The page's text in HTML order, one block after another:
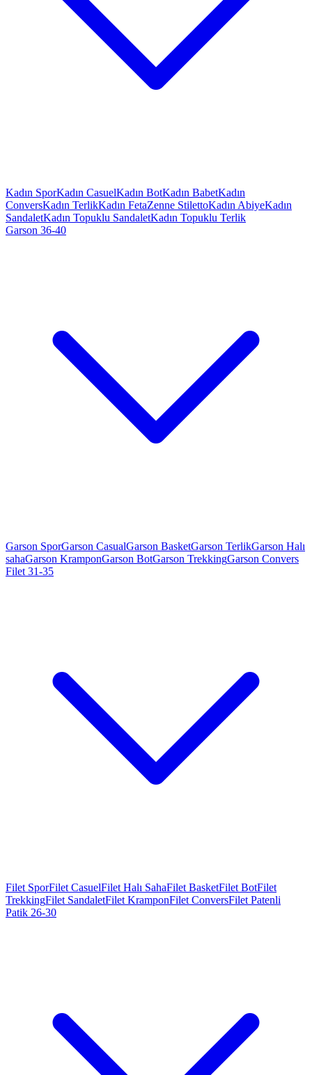
Kadın SporKadın CasuelKadın BotKadın BabetKadın
ConversKadın TerlikKadın FetaZenne StilettoKadın AbiyeKadın
SandaletKadın Topuklu SandaletKadın Topuklu Terlik
Garson 36-40
Garson SporGarson CasualGarson BasketGarson TerlikGarson Halı
sahaGarson KramponGarson BotGarson TrekkingGarson Convers
Filet 31-35
Filet SporFilet CasuelFilet Halı SahaFilet BasketFilet BotFilet
TrekkingFilet SandaletFilet KramponFilet ConversFilet Patenli
Patik 26-30